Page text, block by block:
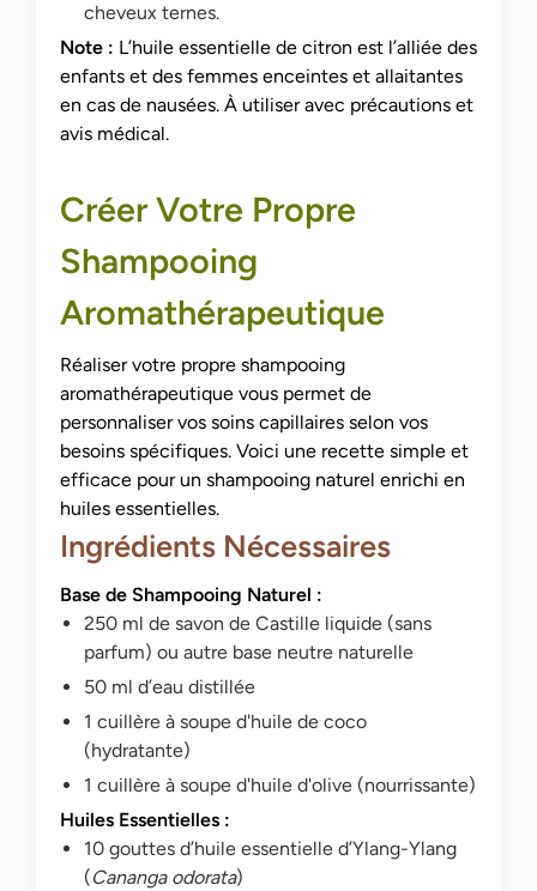
cheveux ternes.
Note : L’huile essentielle de citron est l’alliée des
enfants et des femmes enceintes et allaitantes
en cas de nausées. À utiliser avec précautions et
avis médical.
Créer Votre Propre
Shampooing
Aromathérapeutique
Réaliser votre propre shampooing
aromathérapeutique vous permet de
personnaliser vos soins capillaires selon vos
besoins spécifiques. Voici une recette simple et
efficace pour un shampooing naturel enrichi en
huiles essentielles.
Ingrédients Nécessaires
Base de Shampooing Naturel :
250 ml de savon de Castille liquide (sans
parfum) ou autre base neutre naturelle
50 ml d’eau distillée
1 cuillère à soupe d'huile de coco
(hydratante)
1 cuillère à soupe d'huile d'olive (nourrissante)
Huiles Essentielles :
10 gouttes d’huile essentielle d’Ylang-Ylang
(Cananga odorata)